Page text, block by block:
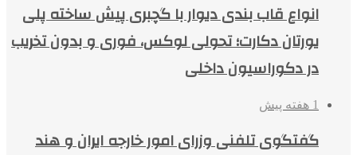
انواع قاب بندی دیوار با گچبری پیش ساخته پلی
یورتان دکارت؛ تحولی لوکس، فوری و بدون تخریب
در دکوراسیون داخلی
1 هفته پیش
گفتگوی تلفنی وزرای امور خارجه ایران و هند